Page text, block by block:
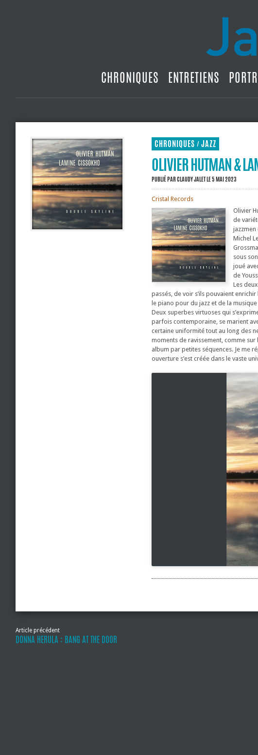
CHRONIQUES ENTRETIENS
CHRONIQUES / JAZZ
OLIVIER HUTMAN &
PUBLIÉ PARCLAUDY JALETLE 5 MAI 2023
Cristal Records
Olivier
de
jazzmen
Michel
sous
joué
de
Les
passés, de voir s’ils pouvaient
le piano pour du jazz et de la
Deux superbes virtuoses qui
parfois contemporaine, se marient
certaine uniformité tout au long des
moments de ravissement, comme sur
album par petites séquences. Je me
ouverture s’est créée dans le vaste
Article précédent
DONNA HERULA : BANG AT THE DOOR